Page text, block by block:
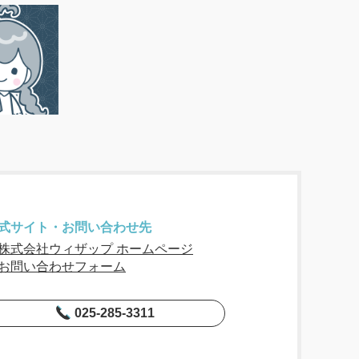
サイト・お問い合わせ先
式会社ウィザップ ホームページ
問い合わせフォーム
025-285-3311